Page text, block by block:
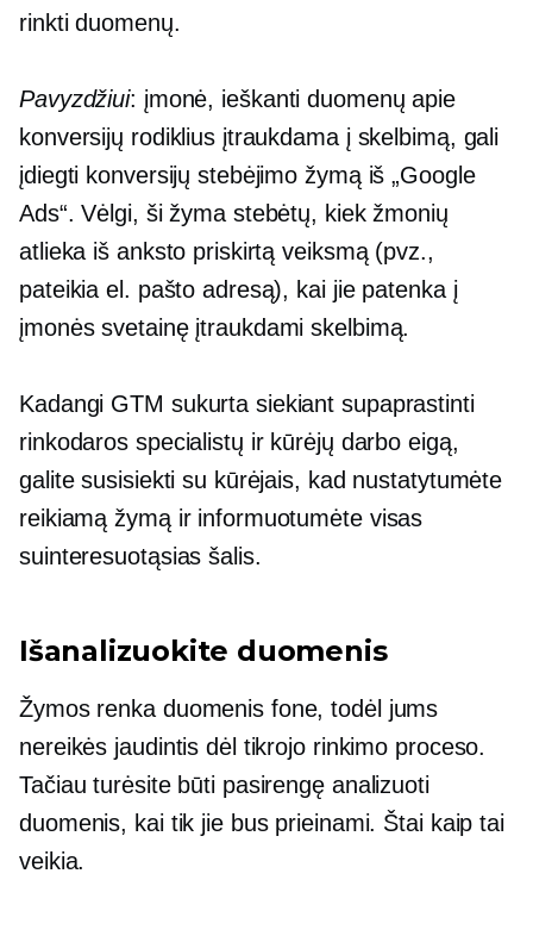
rinkti duomenų.
Pavyzdžiui: įmonė, ieškanti duomenų apie
konversijų rodiklius įtraukdama į skelbimą, gali
įdiegti konversijų stebėjimo žymą iš „Google
Ads“. Vėlgi, ši žyma stebėtų, kiek žmonių
atlieka iš anksto priskirtą veiksmą (pvz.,
pateikia el. pašto adresą), kai jie patenka į
įmonės svetainę įtraukdami skelbimą.
Kadangi GTM sukurta siekiant supaprastinti
rinkodaros specialistų ir kūrėjų darbo eigą,
galite susisiekti su kūrėjais, kad nustatytumėte
reikiamą žymą ir informuotumėte visas
suinteresuotąsias šalis.
Išanalizuokite duomenis
Žymos renka duomenis fone, todėl jums
nereikės jaudintis dėl tikrojo rinkimo proceso.
Tačiau turėsite būti pasirengę analizuoti
duomenis, kai tik jie bus prieinami. Štai kaip tai
veikia.